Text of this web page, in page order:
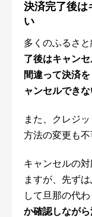
決済完了後は
い
多くのふるさと
了後はキャン
間違って決済
ャンセルできな
また、クレジ
方法の変更も不
キャンセルの
ますが、先ず
して旦那の代
か確認しながら